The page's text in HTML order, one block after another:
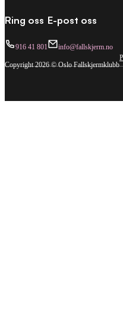
Ring oss
916 41 801
E-post oss
info@fallskjerm.no
Copyright 2026 © Oslo Fallskjermklubb